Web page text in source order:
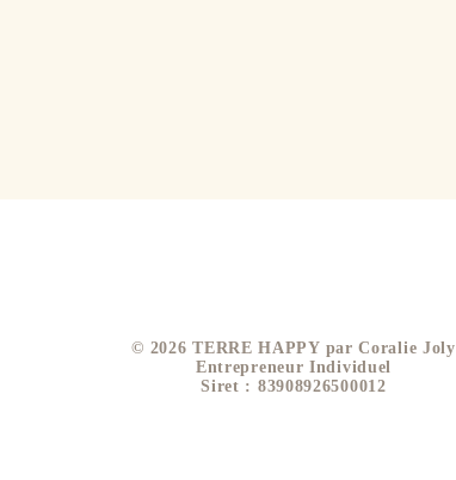
​© 2026 TERRE HAPPY par Coralie Joly
Entrepreneur Individuel
Siret : 83908926500012